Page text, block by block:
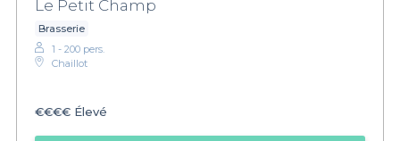
Le Petit Champ
Brasserie
1 - 200 pers.
Chaillot
€€€€ Élevé